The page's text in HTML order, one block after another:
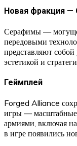
Новая фракция
Серафимы —
передовыми
представляют
эстетикой и
Геймплей
Forged Alliance
игры — масштабные
армиями, включая
в игре появились